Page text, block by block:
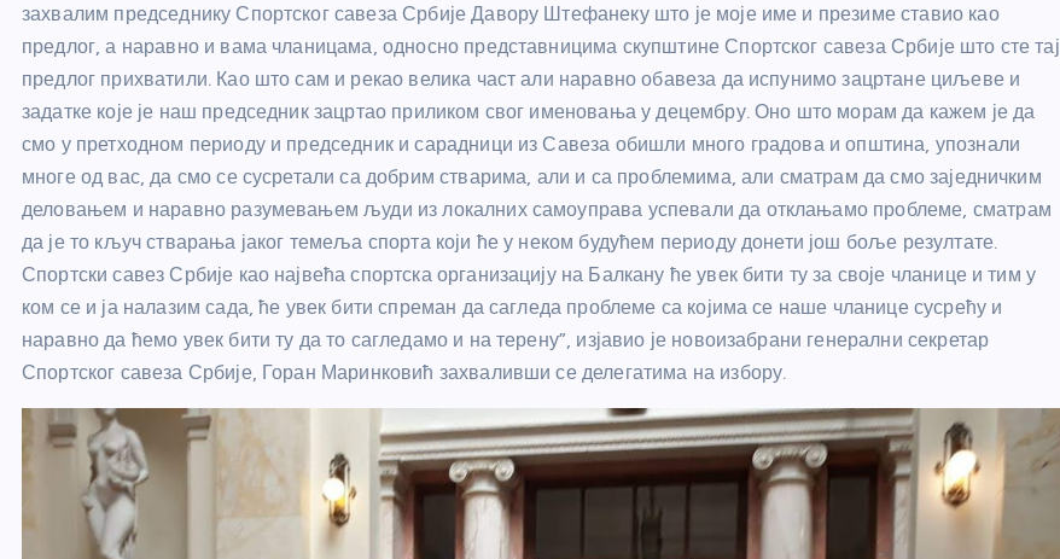
захвалим председнику Спортског савеза Србије Давору Штефанеку што је моје име и презиме ставио као
предлог, а наравно и вама чланицама, односно представницима скупштине Спортског савеза Србије што сте тај
предлог прихватили. Као што сам и рекао велика част али наравно обавеза да испунимо зацртане циљеве и
задатке које је наш председник зацртао приликом свог именовања у децембру. Оно што морам да кажем је да
смо у претходном периоду и председник и сарадници из Савеза обишли много градова и општина, упознали
многе од вас, да смо се сусретали са добрим стварима, али и са проблемима, али сматрам да смо заједничким
деловањем и наравно разумевањем људи из локалних самоуправа успевали да отклањамо проблеме, сматрам
да је то кључ стварања јаког темеља спорта који ће у неком будућем периоду донети још боље резултате.
Спортски савез Србије као највећа спортска организацију на Балкану ће увек бити ту за своје чланице и тим у
ком се и ја налазим сада, ће увек бити спреман да сагледа проблеме са којима се наше чланице сусрећу и
наравно да ћемо увек бити ту да то сагледамо и на терену”, изјавио је новоизабрани генерални секретар
Спортског савеза Србије, Горан Маринковић захваливши се делегатима на избору.